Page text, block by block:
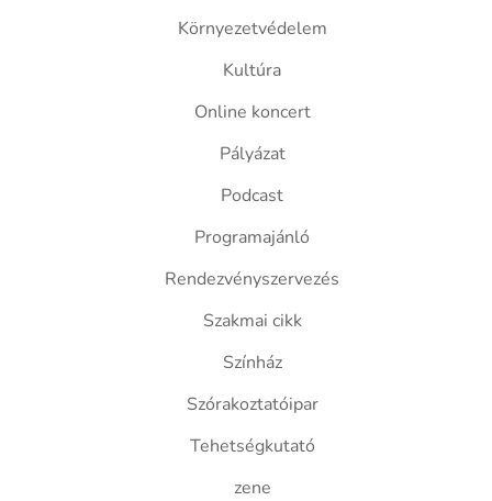
Környezetvédelem
Kultúra
Online koncert
Pályázat
Podcast
Programajánló
Rendezvényszervezés
Szakmai cikk
Színház
Szórakoztatóipar
Tehetségkutató
zene